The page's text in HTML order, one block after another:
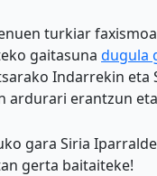
turkiar
gaitasuna dugula
Indarrekin
ardurari erantzun
gara Siria
gerta baitaiteke!